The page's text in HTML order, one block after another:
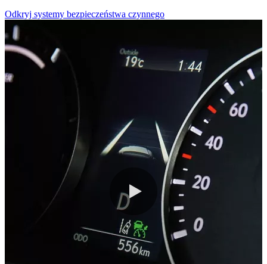
Odkryj systemy bezpieczeństwa czynnego